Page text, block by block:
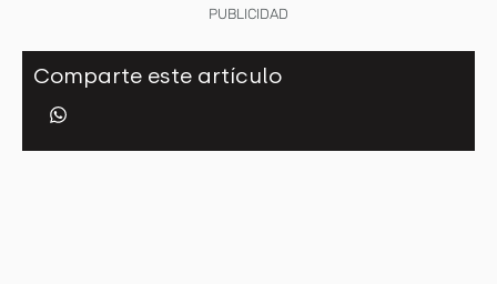
PUBLICIDAD
Comparte este artículo